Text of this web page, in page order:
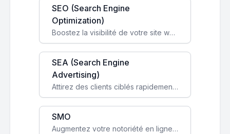
SEO (Search Engine
Optimization)
Boostez la visibilité de votre site web sur Google et attirez du trafic qualifié grâce à nos stratégies SEO.
SEA (Search Engine
Advertising)
Attirez des clients ciblés rapidement avec des campagnes publicitaires payantes optimisées pour vos objectifs.
SMO
Augmentez votre notoriété en ligne et stimulez la croissance de votre entreprise grâce à une stratégie sociale sur mesure.